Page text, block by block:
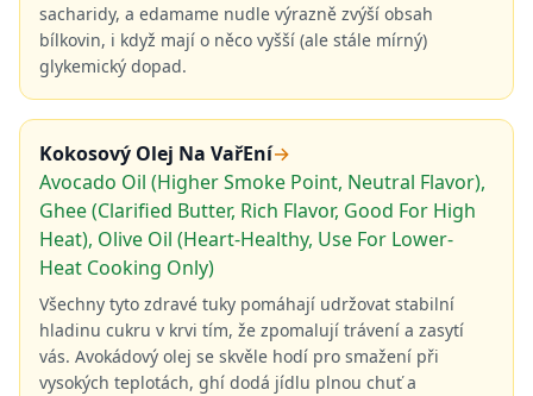
sacharidy, a edamame nudle výrazně zvýší obsah
bílkovin, i když mají o něco vyšší (ale stále mírný)
glykemický dopad.
Kokosový Olej Na VařEní→
Avocado Oil (Higher Smoke Point, Neutral Flavor),
Ghee (Clarified Butter, Rich Flavor, Good For High
Heat), Olive Oil (Heart-Healthy, Use For Lower-
Heat Cooking Only)
Všechny tyto zdravé tuky pomáhají udržovat stabilní
hladinu cukru v krvi tím, že zpomalují trávení a zasytí
vás. Avokádový olej se skvěle hodí pro smažení při
vysokých teplotách, ghí dodá jídlu plnou chuť a